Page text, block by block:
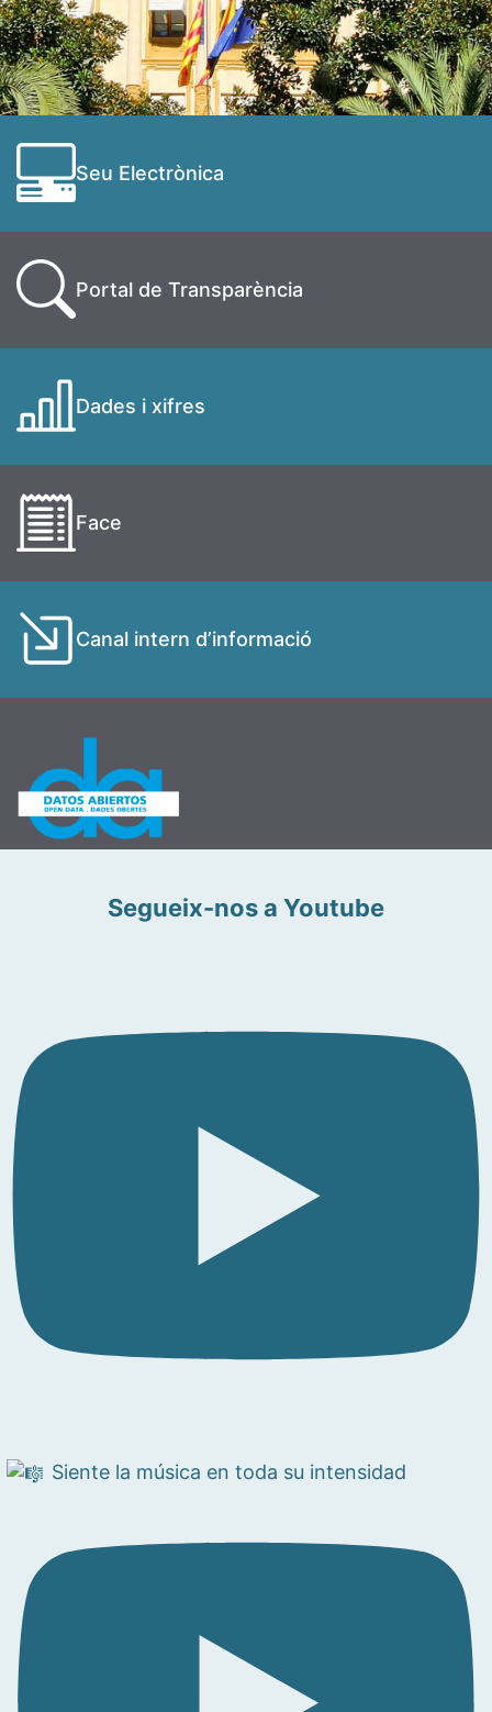
Seu Electrònica
Portal de Transparència
Dades i xifres
Face
Canal intern d’informació
Segueix-nos a Youtube
Siente la música en toda su intensidad